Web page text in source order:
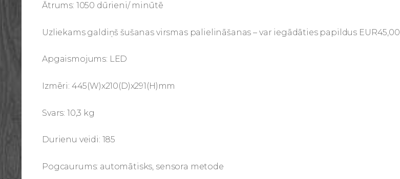
Ātrums: 1050 dūrieni/ minūtē
Uzliekams galdiņš šušanas virsmas palielināšanas – var iegādāties papildus EUR45,00
Apgaismojums: LED
Izmēri: 445(W)x210(D)x291(H)mm
Svars: 10,3 kg
Durienu veidi: 185
Pogcaurums: automātisks, sensora metode